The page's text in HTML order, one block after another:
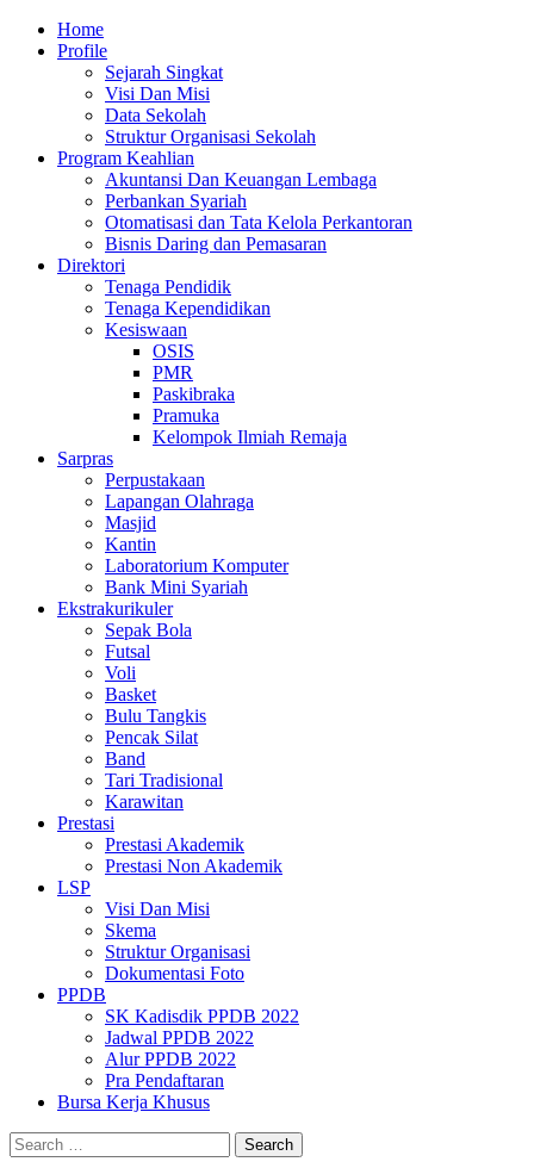
Skip
Primary
Menu
Home
Profile
Sejarah Singkat
Visi Dan Misi
Data Sekolah
Struktur Organisasi Sekolah
Program Keahlian
Akuntansi Dan Keuangan Lembaga
Perbankan Syariah
Otomatisasi dan Tata Kelola Perkantoran
Bisnis Daring dan Pemasaran
Direktori
Tenaga Pendidik
Tenaga Kependidikan
Kesiswaan
OSIS
PMR
Paskibraka
Pramuka
Kelompok Ilmiah Remaja
Sarpras
Perpustakaan
Lapangan Olahraga
Masjid
Kantin
Laboratorium Komputer
Bank Mini Syariah
Ekstrakurikuler
Sepak Bola
Futsal
Voli
Basket
Bulu Tangkis
Pencak Silat
Band
Tari Tradisional
Karawitan
Prestasi
Prestasi Akademik
Prestasi Non Akademik
LSP
Visi Dan Misi
Skema
Struktur Organisasi
Dokumentasi Foto
PPDB
SK Kadisdik PPDB 2022
Jadwal PPDB 2022
Alur PPDB 2022
Pra Pendaftaran
Bursa Kerja Khusus
Search
for: